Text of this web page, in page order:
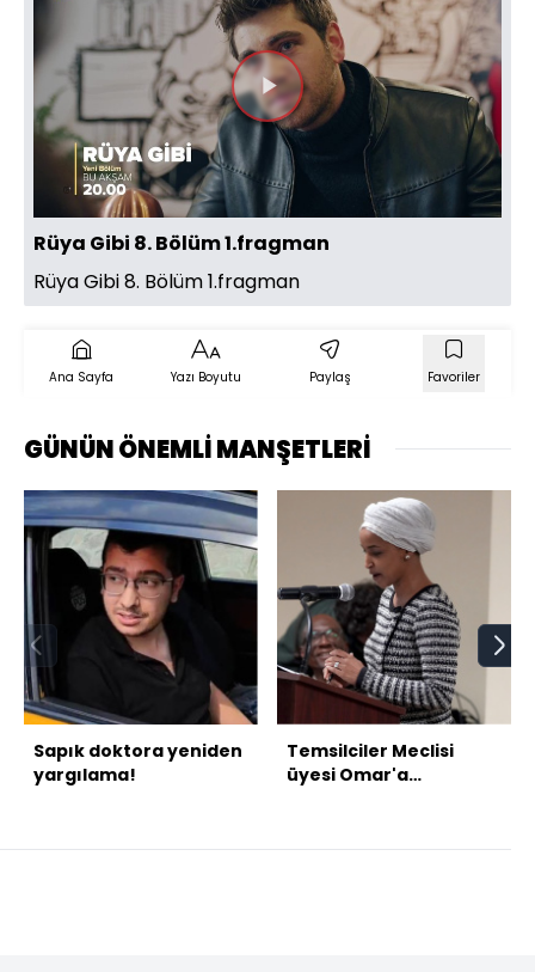
Videoyu
Oynat
Rüya Gibi 8. Bölüm 1.fragman
Rüya Gibi 8. Bölüm 1.fragman
Ana Sayfa Yazı Boyutu Paylaş Favoriler
GÜNÜN ÖNEMLİ MANŞETLERİ
Sapık doktora yeniden
yargılama!
Temsilciler Meclisi
üyesi Omar'a